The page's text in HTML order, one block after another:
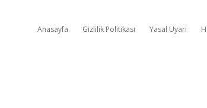
Anasayfa Gizlilik Politikası Yasal Uyarı